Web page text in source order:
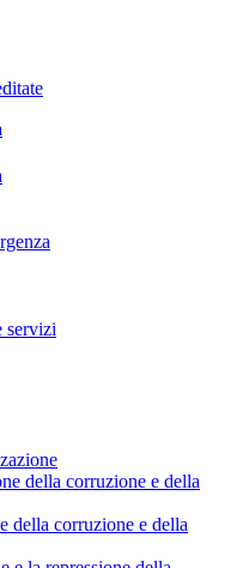
servizi
della corruzione e della
della corruzione e della